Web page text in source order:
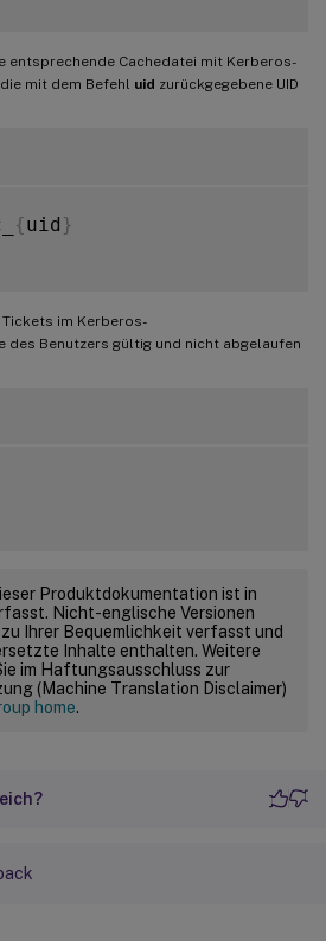
entsprechende Cachedatei mit Kerberos-
mit dem Befehl uid zurückgegebene UID
{uid }
im Kerberos-
des Benutzers gültig und nicht abgelaufen
Produktdokumentation ist in
Nicht-englische Versionen
Ihrer Bequemlichkeit verfasst und
Inhalte enthalten. Weitere
im Haftungsausschluss zur
(Machine Translation Disclaimer)
home.